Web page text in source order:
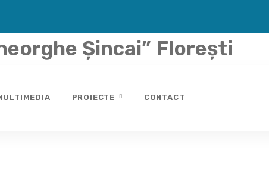
Șincai” Florești
PROIECTE CONTACT